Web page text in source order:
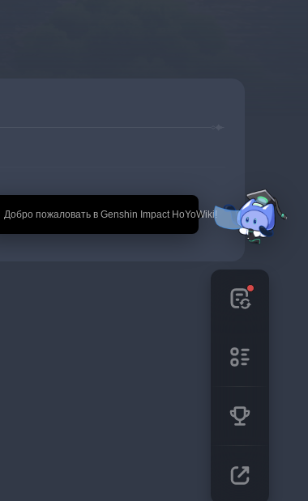
🎉 Добро пожаловать в Genshin Impact HoYoWiki!